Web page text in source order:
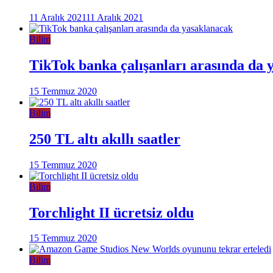
11 Aralık 202111 Aralık 2021
Bilim
TikTok banka çalışanları arasında da
15 Temmuz 2020
Bilim
250 TL altı akıllı saatler
15 Temmuz 2020
Bilim
Torchlight II ücretsiz oldu
15 Temmuz 2020
Bilim